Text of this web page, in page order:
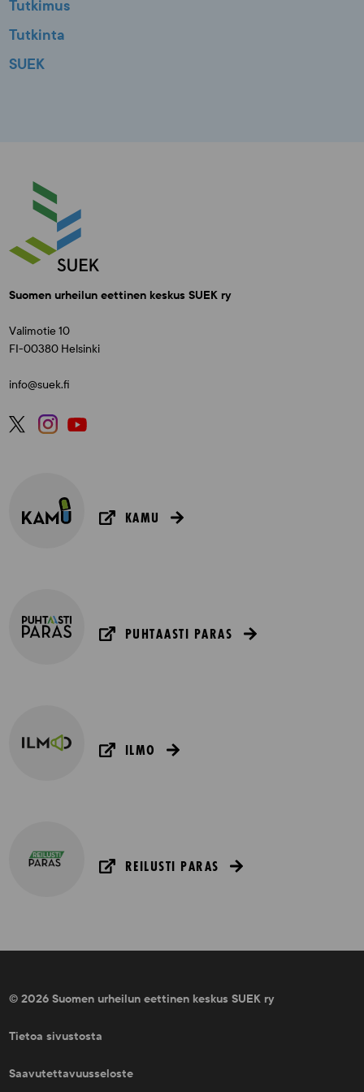
Tutkimus
Tutkinta
SUEK
Suomen urheilun eettinen keskus SUEK ry
Valimotie 10
FI-00380 Helsinki
info@suek.fi
KAMU
PUHTAASTI PARAS
ILMO
REILUSTI PARAS
© 2026 Suomen urheilun eettinen keskus SUEK ry
Tietoa sivustosta
Saavutettavuusseloste